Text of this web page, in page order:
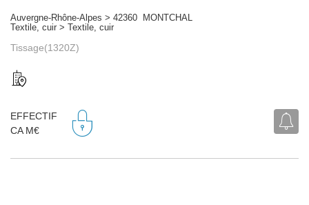
Auvergne-Rhône-Alpes > 42360 MONTCHAL
Textile, cuir > Textile, cuir
Tissage(1320Z)
EFFECTIF
CA M€